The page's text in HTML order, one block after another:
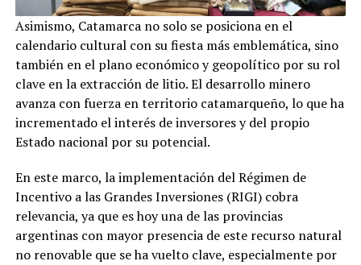
Asimismo, Catamarca no solo se posiciona en el
calendario cultural con su fiesta más emblemática, sino
también en el plano económico y geopolítico por su rol
clave en la extracción de litio. El desarrollo minero
avanza con fuerza en territorio catamarqueño, lo que ha
incrementado el interés de inversores y del propio
Estado nacional por su potencial.
En este marco, la implementación del Régimen de
Incentivo a las Grandes Inversiones (RIGI) cobra
relevancia, ya que es hoy una de las provincias
argentinas con mayor presencia de este recurso natural
no renovable que se ha vuelto clave, especialmente por